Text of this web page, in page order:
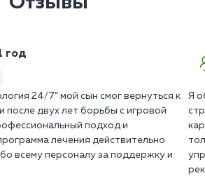
год
24/7” мой сын смог вернуться к
после двух лет борьбы с игровой
подход и
лечения действительно
всему персоналу за поддержку и
Я